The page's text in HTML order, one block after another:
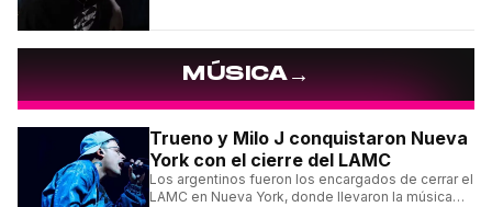
MÚSICA→
Trueno y Milo J conquistaron Nueva
York con el cierre del LAMC
Los argentinos fueron los encargados de cerrar el
LAMC en Nueva York, donde llevaron la música